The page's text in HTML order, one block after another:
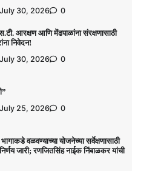
July 30, 2026 0
आरक्षण आणि मेंढपाळांना संरक्षणासाठी
निवेदन!
July 30, 2026 0
July 25, 2026 0
वळवण्याच्या योजनेच्या सर्वेक्षणासाठी
जारी; रणजितसिंह नाईक निंबाळकर यांची